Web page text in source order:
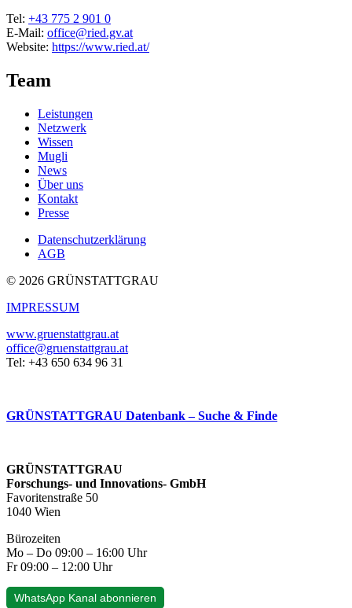
Tel: +43 775 2 901 0
E-Mail: office@ried.gv.at
Website: https://www.ried.at/
Team
Leistungen
Netzwerk
Wissen
Mugli
News
Über uns
Kontakt
Presse
Datenschutzerklärung
AGB
© 2026 GRÜNSTATTGRAU
IMPRESSUM
www.gruenstattgrau.at
office@gruenstattgrau.at
Tel: +43 650 634 96 31
GRÜNSTATTGRAU Datenbank – Suche & Finde
GRÜNSTATTGRAU
Forschungs- und Innovations- GmbH
Favoritenstraße 50
1040 Wien
Bürozeiten
Mo – Do 09:00 – 16:00 Uhr
Fr 09:00 – 12:00 Uhr
WhatsApp Kanal abonnieren